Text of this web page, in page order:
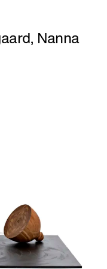
, Nanna